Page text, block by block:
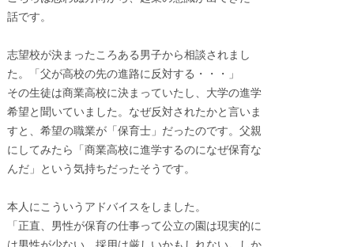
話です。
志望校が決まったころある男子から相談されまし
た。「父が高校の先の進路に反対する・・・」
その生徒は商業高校に決まっていたし、大学の進学
希望と聞いていました。なぜ反対されたかと言いま
すと、希望の職業が「保育士」だったのです。父親
にしてみたら「商業高校に進学するのになぜ保育な
んだ」という気持ちだったそうです。
本人にこういうアドバイスをしました。
「正直、男性が保育の仕事って公立の園は現実的に